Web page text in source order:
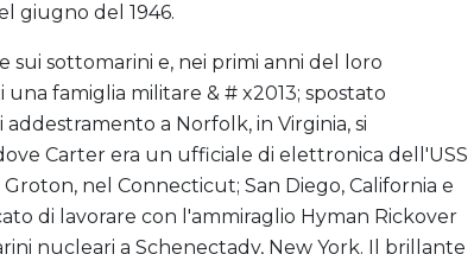
giugno del 1946.
sui sottomarini e, nei primi anni del loro
famiglia militare & # x2013; spostato
a Norfolk, in Virginia, si
Carter era un ufficiale di elettronica dell'USS
nel Connecticut; San Diego, California e
di lavorare con l'ammiraglio Hyman Rickover
nucleari a Schenectady, New York. Il brillante